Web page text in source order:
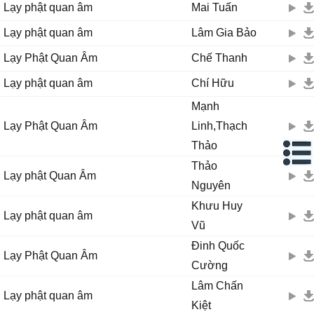
Lạy phật quan âm
Mai Tuấn
Lạy phật quan âm Lâm Gia Bảo
Lạy Phật Quan Âm Chế Thanh
Lạy phật quan âm Chí Hữu
Lạy Phật Quan Âm
Mạnh
Linh,Thạch
Thảo
Lạy phật Quan Âm
Thảo
Nguyên
Lạy phật quan âm
Khưu Huy
Vũ
Lạy Phật Quan Âm
Đinh Quốc
Cường
Lạy phật quan âm
Lâm Chấn
Kiệt